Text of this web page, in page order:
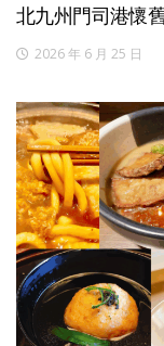
北九州門司港懷
2026 年 6 月 25 日